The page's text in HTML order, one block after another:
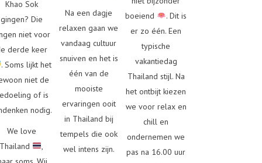
Khao Sok
gingen? Die
niet voor
derde keer
. Soms lijkt het
niet de
of is
nodig.
We love
Thailand
,
Na een dagje
relaxen gaan we
vandaag cultuur
snuiven en het is
één van de
mooiste
ervaringen ooit
in Thailand bij
tempels die ook
wel intens zijn.
boeiend
. Dit is
er zo één. Een
typische
vakantiedag
Thailand stijl. Na
het ontbijt kiezen
we voor relax en
chill en
ondernemen we
pas na 16.00 uur